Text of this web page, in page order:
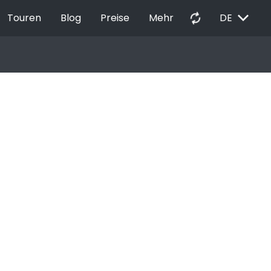
Touren Blog Preise Mehr autorenew DE EXPAND_MORE